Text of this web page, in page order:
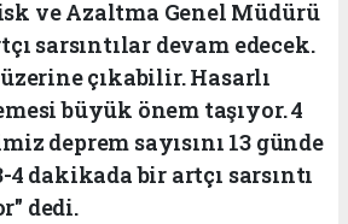
ve Azaltma Genel Müdürü
sarsıntılar devam edecek.
çıkabilir. Hasarlı
büyük önem taşıyor. 4
deprem sayısını 13 günde
dakikada bir artçı sarsıntı
dedi.